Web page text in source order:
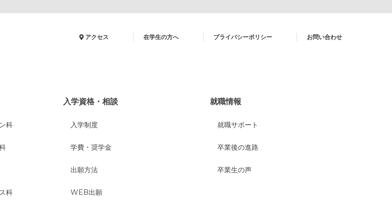
アクセス 在学生の方へ プライバシーポリシー お問い合わせ
科
科
入学資格・相談
入学制度
学費・奨学金
出願方法
WEB出願
就職情報
就職サポート
卒業後の進路
卒業生の声